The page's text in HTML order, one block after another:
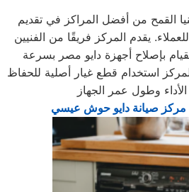
القمح من أفضل المراكز في تقديم
يقدم المركز فريقًا من الفنيين
بإصلاح أجهزة دايو مصر بسرعة
استخدام قطع غيار أصلية للحفاظ
مركز صيانة دايو حوش عيسي